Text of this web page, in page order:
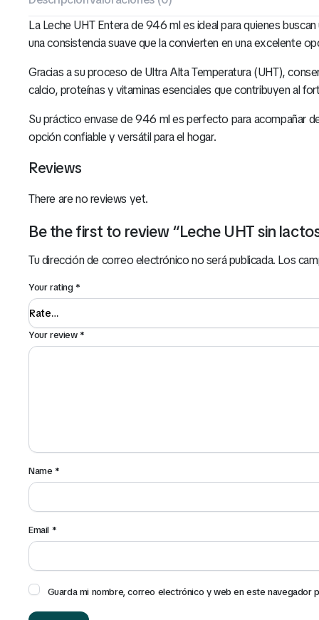
La Leche UHT Entera de 946 ml es ideal para quienes
una consistencia suave que la convierten en una excelente
Gracias a su proceso de Ultra Alta Temperatura (UHT),
calcio, proteínas y vitaminas esenciales que contribuyen al
Su práctico envase de 946 ml es perfecto para acompañar
opción confiable y versátil para el hogar.
Reviews
There are no reviews yet.
Be the first to review “Leche UHT sin
Tu dirección de correo electrónico no será publicada. Los
Your rating*
Your review*
Name*
Email *
Guarda mi nombre, correo electrónico y web en este navegador